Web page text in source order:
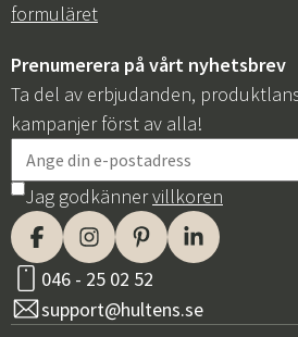
formuläret
Prenumerera på vårt nyhetsbrev
Ta del av erbjudanden,
kampanjer först av alla!
Jag godkännervillkoren
046 - 25 02 52
support@hultens.se